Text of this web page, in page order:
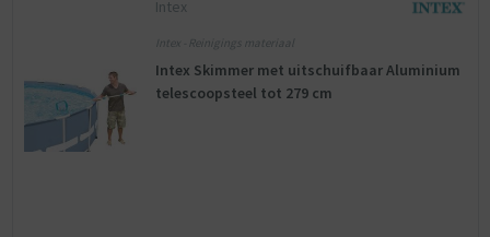
Intex
Intex - Reinigings materiaal
Intex Skimmer met uitschuifbaar Aluminium
telescoopsteel tot 279 cm